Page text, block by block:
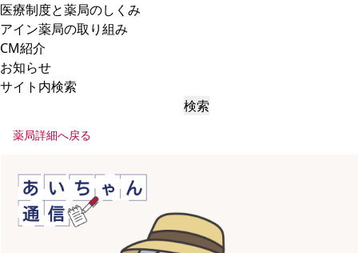
医療制度と薬局のしくみ
アイン薬局の取り組み
CM紹介
お知らせ
サイト内検索
検索
薬局詳細へ戻る